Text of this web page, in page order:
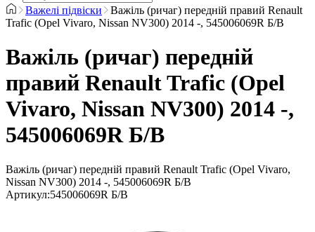
Важелі підвіски
Важіль (ричаг) передній правий Renault
Trafic (Opel Vivaro, Nissan NV300) 2014 -, 545006069R Б/В
Важіль (ричаг) передній
правий Renault Trafic (Opel
Vivaro, Nissan NV300) 2014 -,
545006069R Б/В
Важіль (ричаг) передній правий Renault Trafic (Opel Vivaro,
Nissan NV300) 2014 -, 545006069R Б/В
Артикул:545006069R Б/В